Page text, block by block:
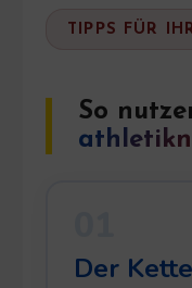
TIPPS FÜR
So
Der